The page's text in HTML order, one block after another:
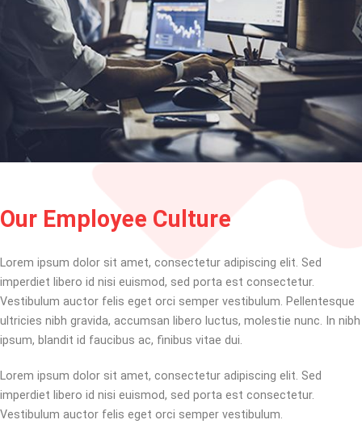
Our Employee Culture
Lorem ipsum dolor sit amet, consectetur adipiscing elit. Sed
imperdiet libero id nisi euismod, sed porta est consectetur.
Vestibulum auctor felis eget orci semper vestibulum. Pellentesque
ultricies nibh gravida, accumsan libero luctus, molestie nunc. In nibh
ipsum, blandit id faucibus ac, finibus vitae dui.
Lorem ipsum dolor sit amet, consectetur adipiscing elit. Sed
imperdiet libero id nisi euismod, sed porta est consectetur.
Vestibulum auctor felis eget orci semper vestibulum.